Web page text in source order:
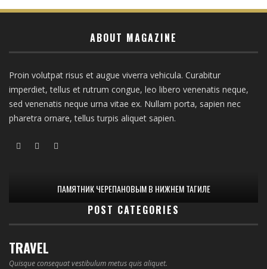
ABOUT MAGAZINE
Proin volutpat risus et augue viverra vehicula. Curabitur
imperdiet, tellus et rutrum congue, leo libero venenatis neque,
sed venenatis neque urna vitae ex. Nullam porta, sapien nec
pharetra ornare, tellus turpis aliquet sapien.
ПАМЯТНИК ЧЕРЕПАНОВЫМ В НИЖНЕМ ТАГИЛЕ
POST CATEGORIES
TRAVEL
Quisque consequat vestibulum metus quis aliquet.